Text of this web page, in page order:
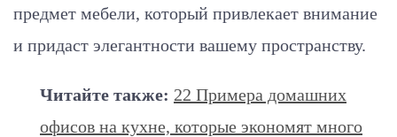
предмет мебели, который привлекает внимание
и придаст элегантности вашему пространству.
Читайте также: 22 Примера домашних
офисов на кухне, которые экономят много